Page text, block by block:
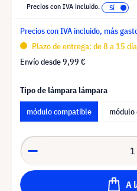
Precios con IVA incluido.
Precios con IVA incluido, más
Plazo de entrega: de 8 a 15
Envío desde9,99 €
Tipo de lámpara lámpara
módulo compatible
módulo
A